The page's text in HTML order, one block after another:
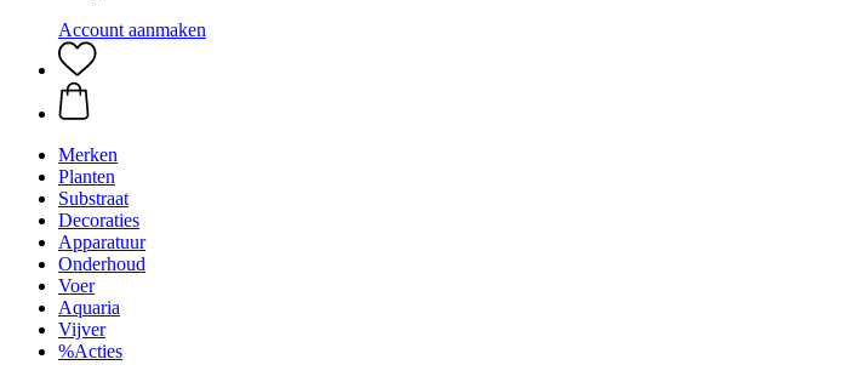
Account aanmaken
Merken
Planten
Substraat
Decoraties
Apparatuur
Onderhoud
Voer
Aquaria
Vijver
%Acties